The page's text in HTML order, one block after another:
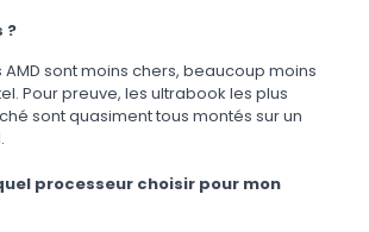
?
sont moins chers, beaucoup moins
Pour preuve, les ultrabook les plus
sont quasiment tous montés sur un
processeur choisir pour mon